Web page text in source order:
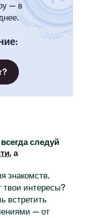
— в
:
следуй
, а
знакомств.
твои интересы?
встретить
— от